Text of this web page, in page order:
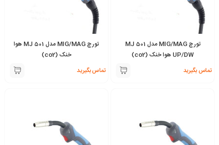
تورچ MIG/MAG مدل MJ 501
UP/DW هوا خنک (co2)
تماس بگیرید
تورچ MIG/MAG مدل MJ 501 هوا
خنک (co2)
تماس بگیرید